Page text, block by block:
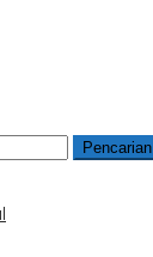
Pencarian